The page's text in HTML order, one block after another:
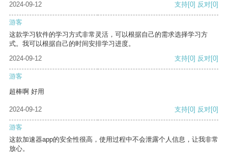
2024-09-12 支持[0] 反对[0]
游客
这款学习软件的学习方式非常灵活，可以根据自己的需求选择学习方
式。我可以根据自己的时间安排学习进度。
2024-09-12
支持[0] 反对[0]
游客
超棒啊 好用
2024-09-12 支持[0] 反对[0]
游客
这款加速器app的安全性很高，使用过程中不会泄露个人信息，让我非常
放心。